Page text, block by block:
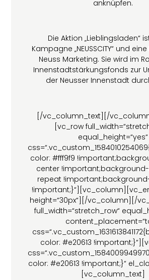
anknüpfen.
Die Aktion „Lieblingsladen“
Kampagne „NEUSSCITY“ und
Neuss Marketing. Sie wird im
Innenstadtstärkungsfonds zur
der Neusser Innenstadt
[/vc_column_text][/
[vc_row
equal_height=“yes“
color: #fff9f9
center
repeat
height=“30px“][/vc_column][/
full_width=“stretch_row“
color: #e20613
color: #e20613 !important;}“
[vc_column_text]